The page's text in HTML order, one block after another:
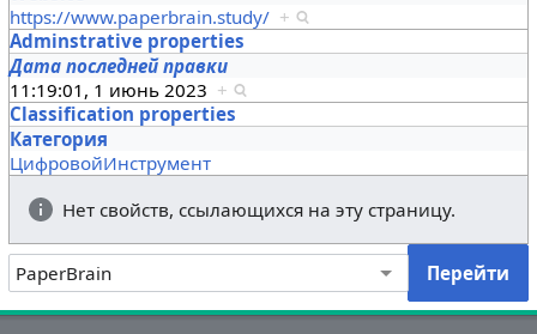
https://www.paperbrain.study/ +
Adminstrative properties
Дата последней правки
11:19:01, 1 июнь 2023 +
Classification properties
Категория
ЦифровойИнструмент
Нет свойств, ссылающихся на эту страницу.